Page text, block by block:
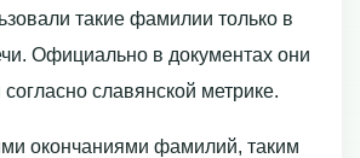
такие фамилии только в
Официально в документах они
славянской метрике.
окончаниями фамилий, таким